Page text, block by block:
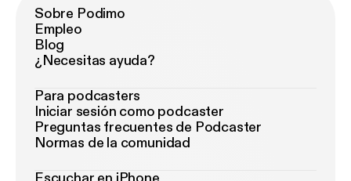
Sobre Podimo
Empleo
Blog
¿Necesitas ayuda?
Para podcasters
Iniciar sesión como podcaster
Preguntas frecuentes de Podcaster
Normas de la comunidad